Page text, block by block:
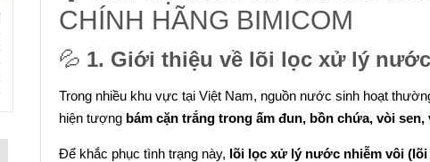
CHÍNH HÃNG BIMICOM
💦 1. Giới thiệu về lõi lọc xử lý
Trong nhiều khu vực tại Việt Nam, nguồn nước sinh hoạt
hiện tượng bám cặn trắng trong ấm đun, bồn chứa, vòi sen,
Để khắc phục tình trạng này, lõi lọc xử lý nước nhiễm vôi (lõi